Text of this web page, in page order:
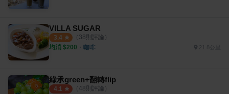
VILLA SUGAR
3.4 （ 38則評論）
均消 $200 ・ 咖啡
綠承green+翻轉flip
4.1 （ 48則評論）